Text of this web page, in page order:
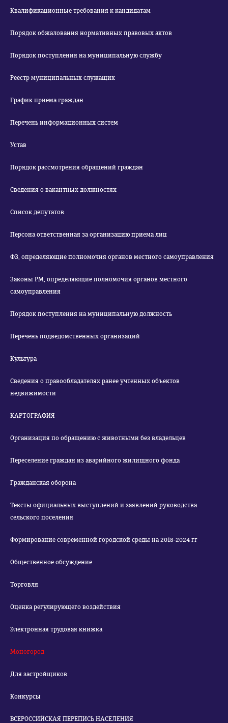
Квалификационные требования к кандидатам
Порядок обжалования нормативных правовых актов
Порядок поступления на муниципальную службу
Реестр муниципальных служащих
График приема граждан
Перечень информационных систем
Устав
Порядок рассмотрения обращений граждан
Сведения о вакантных должностях
Список депутатов
Персона ответственная за организацию приема лиц
ФЗ, определяющие полномочия органов местного самоуправления
Законы РМ, определяющие полномочия органов местного
самоуправления
Порядок поступления на муниципальную должность
Перечень подведомственных организаций
Культура
Сведения о правообладателях ранее учтенных объектов
недвижимости
КАРТОГРАФИЯ
Организация по обращению с животными без владельцев
Переселение граждан из аварийного жилищного фонда
Гражданская оборона
Тексты официальных выступлений и заявлений руководства
сельского поселения
Формирование современной городской среды на 2018-2024 гг
Общественное обсуждение
Торговля
Оценка регулирующего воздействия
Электронная трудовая книжка
Моногород
Для застройщиков
Конкурсы
ВСЕРОССИЙСКАЯ ПЕРЕПИСЬ НАСЕЛЕНИЯ